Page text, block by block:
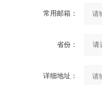
常用邮箱：
省份：
详细地址：